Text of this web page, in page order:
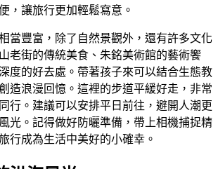
，讓旅行更加輕鬆寫意。
當豐富，除了自然景觀外，還有許多文化
老街的傳統美食、朱銘美術館的藝術饗
度的好去處。帶著孩子來可以結合生態教
造浪漫回憶。這裡的步道平緩好走，非常
行。建議可以安排平日前往，避開人潮更
光。記得做好防曬準備，帶上相機捕捉精
行成為生活中美好的小確幸。